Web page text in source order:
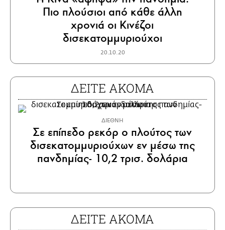
Πιο πλούσιοι από κάθε άλλη
χρονιά οι Κινέζοι
δισεκατομμυριούχοι
20.10.20
ΔΕΙΤΕ ΑΚΟΜΑ
ΔΙΕΘΝΗ
Σε επίπεδο ρεκόρ ο πλούτος των
δισεκατομμυριούχων εν μέσω της
πανδημίας- 10,2 τρισ. δολάρια
ΔΕΙΤΕ ΑΚΟΜΑ